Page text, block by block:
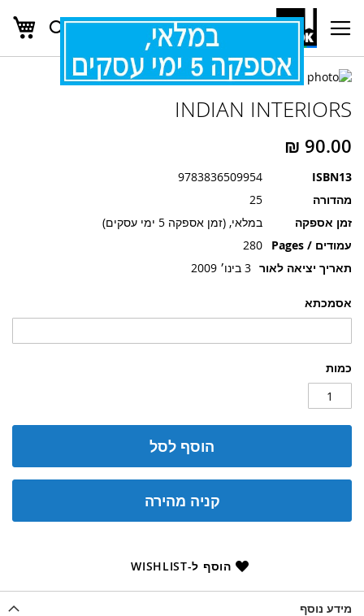
Skip
Content
חפש
אסמכתא
כמות
הוסף לסל
קניה מהירה
הוסף ל-WISHLIST
INDIAN INTERIORS
ISBN13
9783836509954
מהדורה
25
זמן אספקה
במלאי, (זמן אספקה 5 ימי עסקים)
עמודים / Pages
280
תאריך יציאה לאור 3 בינו׳ 2009
לדלג
של
תמונות
להתחלה
גלריית
תמונות
מידע נוסף